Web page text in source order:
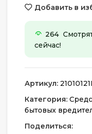
Добавить в
264
сейчас!
Артикул:
Категория:
бытовых
Поделиться: